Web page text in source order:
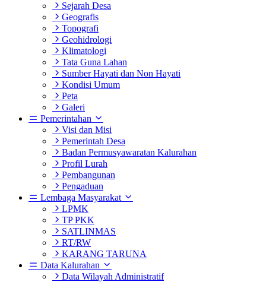
Sejarah Desa
Geografis
Topografi
Geohidrologi
Klimatologi
Tata Guna Lahan
Sumber Hayati dan Non Hayati
Kondisi Umum
Peta
Galeri
Pemerintahan
Visi dan Misi
Pemerintah Desa
Badan Permusyawaratan Kalurahan
Profil Lurah
Pembangunan
Pengaduan
Lembaga Masyarakat
LPMK
TP PKK
SATLINMAS
RT/RW
KARANG TARUNA
Data Kalurahan
Data Wilayah Administratif